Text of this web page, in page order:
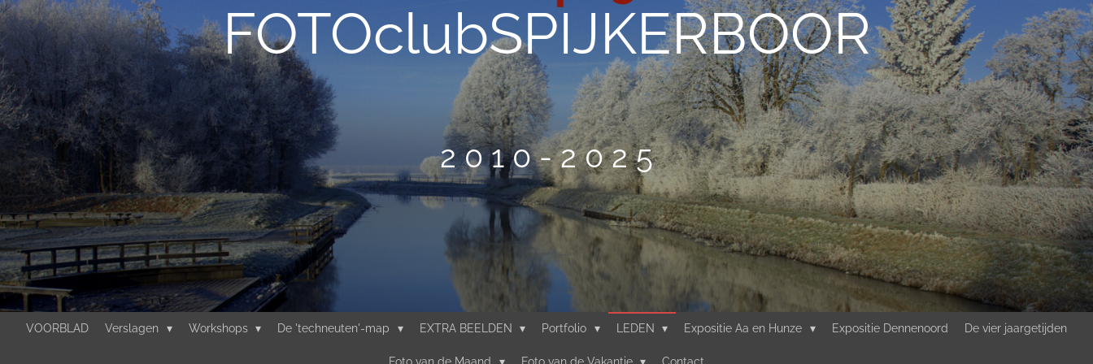
Ga
de
hoofdinhoud
FOTOclubSPIJKERBOOR
2 0 1 0 - 2 0 2 5
VOORBLAD Verslagen Workshops De 'techneuten'-map EXTRA BEELDEN Portfolio LEDEN Expositie Aa en Hunze Expositie Dennenoord De vier jaargetijden